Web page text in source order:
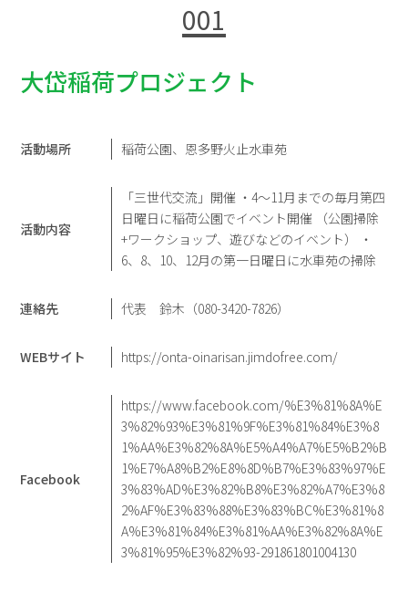
001
大岱稲荷プロジェクト
活動場所 稲荷公園、恩多野火止水車苑
活動内容
「三世代交流」開催 ・4～11月までの毎月第四
日曜日に稲荷公園でイベント開催 （公園掃除
+ワークショップ、遊びなどのイベント） ・
6、8、10、12月の第一日曜日に水車苑の掃除
連絡先 代表 鈴木（080-3420-7826）
WEBサイト https://onta-oinarisan.jimdofree.com/
Facebook
https://www.facebook.com/%E3%81%8A%E
3%82%93%E3%81%9F%E3%81%84%E3%8
1%AA%E3%82%8A%E5%A4%A7%E5%B2%B
1%E7%A8%B2%E8%8D%B7%E3%83%97%E
3%83%AD%E3%82%B8%E3%82%A7%E3%8
2%AF%E3%83%88%E3%83%BC%E3%81%8
A%E3%81%84%E3%81%AA%E3%82%8A%E
3%81%95%E3%82%93-291861801004130